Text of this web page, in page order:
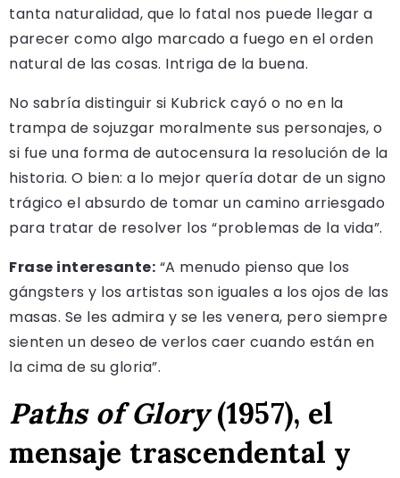
tanta naturalidad, que lo fatal nos puede llegar a
parecer como algo marcado a fuego en el orden
natural de las cosas. Intriga de la buena.
No sabría distinguir si Kubrick cayó o no en la
trampa de sojuzgar moralmente sus personajes, o
si fue una forma de autocensura la resolución de la
historia. O bien: a lo mejor quería dotar de un signo
trágico el absurdo de tomar un camino arriesgado
para tratar de resolver los “problemas de la vida”.
Frase interesante: “A menudo pienso que los
gángsters y los artistas son iguales a los ojos de las
masas. Se les admira y se les venera, pero siempre
sienten un deseo de verlos caer cuando están en
la cima de su gloria”.
Paths of Glory(1957), el
mensaje trascendental y